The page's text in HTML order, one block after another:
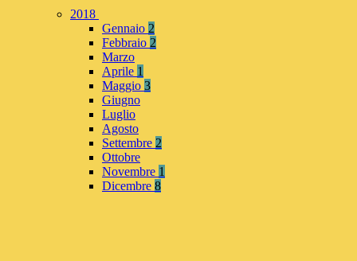
2018
Gennaio 2
Febbraio 2
Marzo
Aprile 1
Maggio 3
Giugno
Luglio
Agosto
Settembre 2
Ottobre
Novembre 1
Dicembre 8